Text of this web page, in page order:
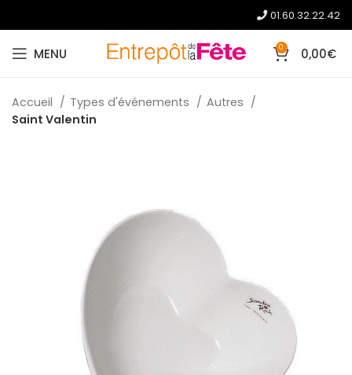
01.60.32.22.42
MENU 0 0,00€
Accueil Types d'événements
Autres
Saint Valentin